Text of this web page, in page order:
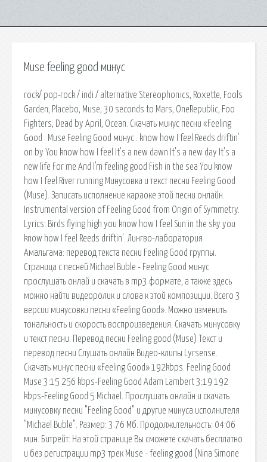
Muse feeling good минус
rock/ pop-rock / indi / alternative Stereophonics, Roxette, Fools
Garden, Placebo, Muse, 30 seconds to Mars, OneRepublic, Foo
Fighters, Dead by April, Ocean. Скачать минус песни «Feeling
Good . Muse Feeling Good минус . know how I feel Reeds driftin'
on by You know how I feel It's a new dawn It's a new day It's a
new life For me And I'm feeling good Fish in the sea You know
how I feel River running Минусовка и текст песни Feeling Good
(Muse). Записать исполнение караоке этой песни онлайн.
Instrumental version of Feeling Good from Origin of Symmetry.
Lyrics: Birds flying high you know how I feel Sun in the sky you
know how I feel Reeds driftin'. Лингво-лаборатория
Амальгама: перевод текста песни Feeling Good группы.
Страница с песней Michael Buble - Feeling Good минус
прослушать онлай и скачать в mp3 формате, а также здесь
можно найти видеоролик и слова к этой композиции. Всего 3
версии минусовки песни «Feeling Good». Можно изменить
тональность и скорость воспроизведения. Скачать минусовку
и текст песни. Перевод песни Feeling good (Muse) Текст и
перевод песни Слушать онлайн Видео-клипы Lyrsense.
Скачать минус песни «Feeling Good» 192kbps. Feeling Good
Muse 3:15 256 kbps-Feeling Good Adam Lambert 3:19 192
kbps-Feeling Good 5 Michael. Прослушать онлайн и скачать
минусовку песни "Feeling Good" и другие минуса исполнителя
"Michael Buble". Размер: 3.76 Мб. Продолжительность: 04:06
мин. Битрейт: На этой странице Вы сможете скачать бесплатно
и без регистрации mp3 трек Muse - feeling good (Nina Simone